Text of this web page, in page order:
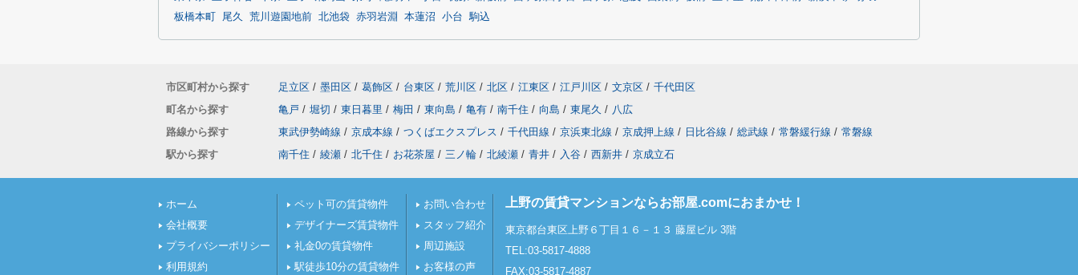
板橋本町
尾久 荒川遊園地前 北池袋 赤羽岩淵 本蓮沼 小台 駒込
市区町村から探す 足立区 / 墨田区 / 葛飾区 / 台東区 / 荒川区 / 北区 / 江東区 / 江戸川区 / 文京区 / 千代田区
町名から探す
亀戸 / 堀切 / 東日暮里 / 梅田 / 東向島 / 亀有 / 南千住 / 向島 / 東尾久 / 八広
路線から探す
東武伊勢崎線 / 京成本線 / つくばエクスプレス / 千代田線 / 京浜東北線 / 京成押上線 / 日比谷線 / 総武線 / 常磐緩行線 / 常磐線
駅から探す
南千住 / 綾瀬 / 北千住 / お花茶屋 / 三ノ輪 / 北綾瀬 / 青井 / 入谷 / 西新井 / 京成立石
ホーム
会社概要
プライバシーポリシー
利用規約
ペット可の賃貸物件
デザイナーズ賃貸物件
礼金0の賃貸物件
駅徒歩10分の賃貸物件
お問い合わせ
スタッフ紹介
周辺施設
お客様の声
上野の賃貸マンションならお部屋.comにおまかせ！
東京都台東区上野６丁目１６－１３ 藤屋ビル 3階
TEL:03-5817-4888
FAX:03-5817-4887